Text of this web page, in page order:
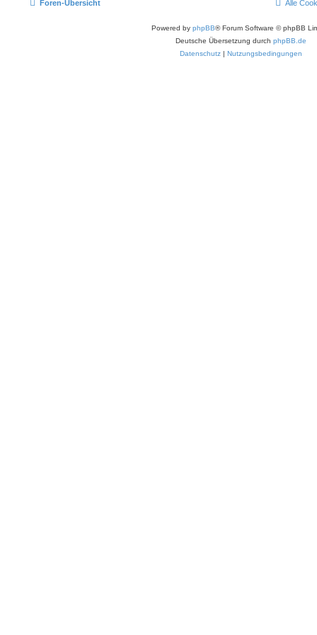
Foren-Übersicht Alle
Powered by phpBB® Forum Software © phpBB
Deutsche Übersetzung durch phpBB.de
Datenschutz | Nutzungsbedingungen